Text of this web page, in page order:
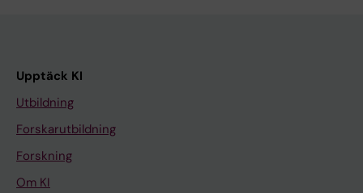
Upptäck KI
Utbildning
Forskarutbildning
Forskning
Om KI